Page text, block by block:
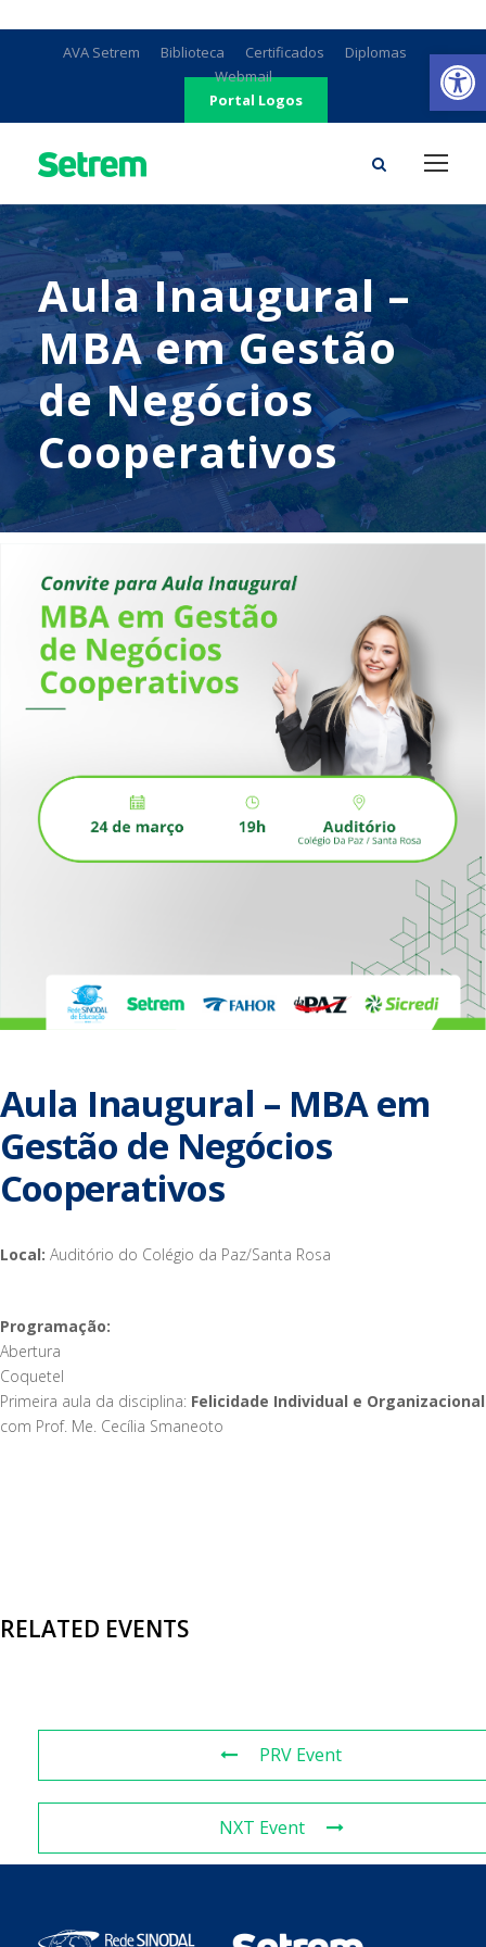
AVA Setrem Biblioteca Certificados
Diplomas
Webmail
Portal Logos
Aula Inaugural –
MBA em Gestão
de Negócios
Cooperativos
Aula Inaugural – MBA em
Gestão de Negócios
Cooperativos
Local: Auditório do Colégio da Paz/Santa Rosa
Programação:
Abertura
Coquetel
Primeira aula da disciplina: Felicidade Individual e Organizacional
com Prof. Me. Cecília Smaneoto
RELATED EVENTS
PRV Event
NXT Event